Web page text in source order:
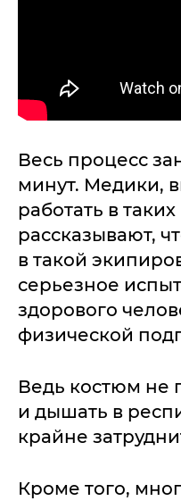
Весь процесс
минут. Медики,
работать в
рассказывают,
в такой
серьезное
здорового
физической
Ведь костюм не
и дышать в
крайне
Кроме того,